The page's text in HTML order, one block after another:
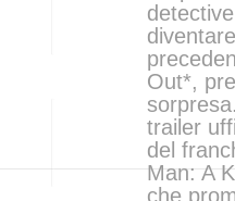
Out*,
trailer
del
Man: A
che